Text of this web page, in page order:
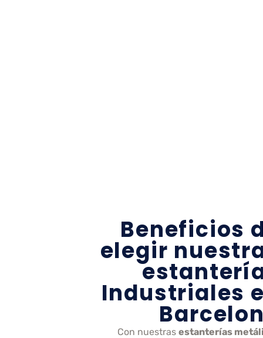
Beneficios
elegir
Industriales
Con nuestras estanterías